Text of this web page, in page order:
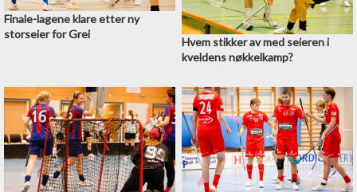
Finale-lagene klare etter ny
storseier for Grei
Hvem stikker av med seieren i
kveldens nøkkelkamp?